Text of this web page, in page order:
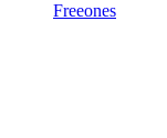
Freeones